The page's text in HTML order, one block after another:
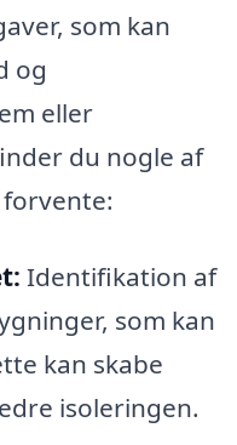
som kan
og
eller
du nogle af
Identifikation af
som kan
kan skabe
isoleringen.